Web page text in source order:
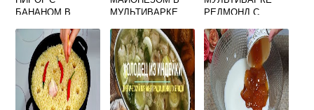
БАНАНОМ В
МУЛЬТИВАРКЕ
РЕДМОНД С